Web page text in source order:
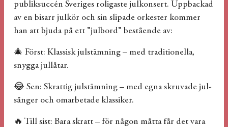
publik­succén Sveriges roligaste julkonsert. Uppbackad
av en bisarr julkör och sin slipade orkester kommer
han att bjuda på ett ”julbord” bestående av:
🎄 Först: Klassisk julstämning – med traditionella,
snygga jullåtar.
😂 Sen: Skrattig julstämning – med egna skruvade jul­
sånger och omarbetade klassiker.
🔥 Till sist: Bara skratt – för någon måtta får det vara